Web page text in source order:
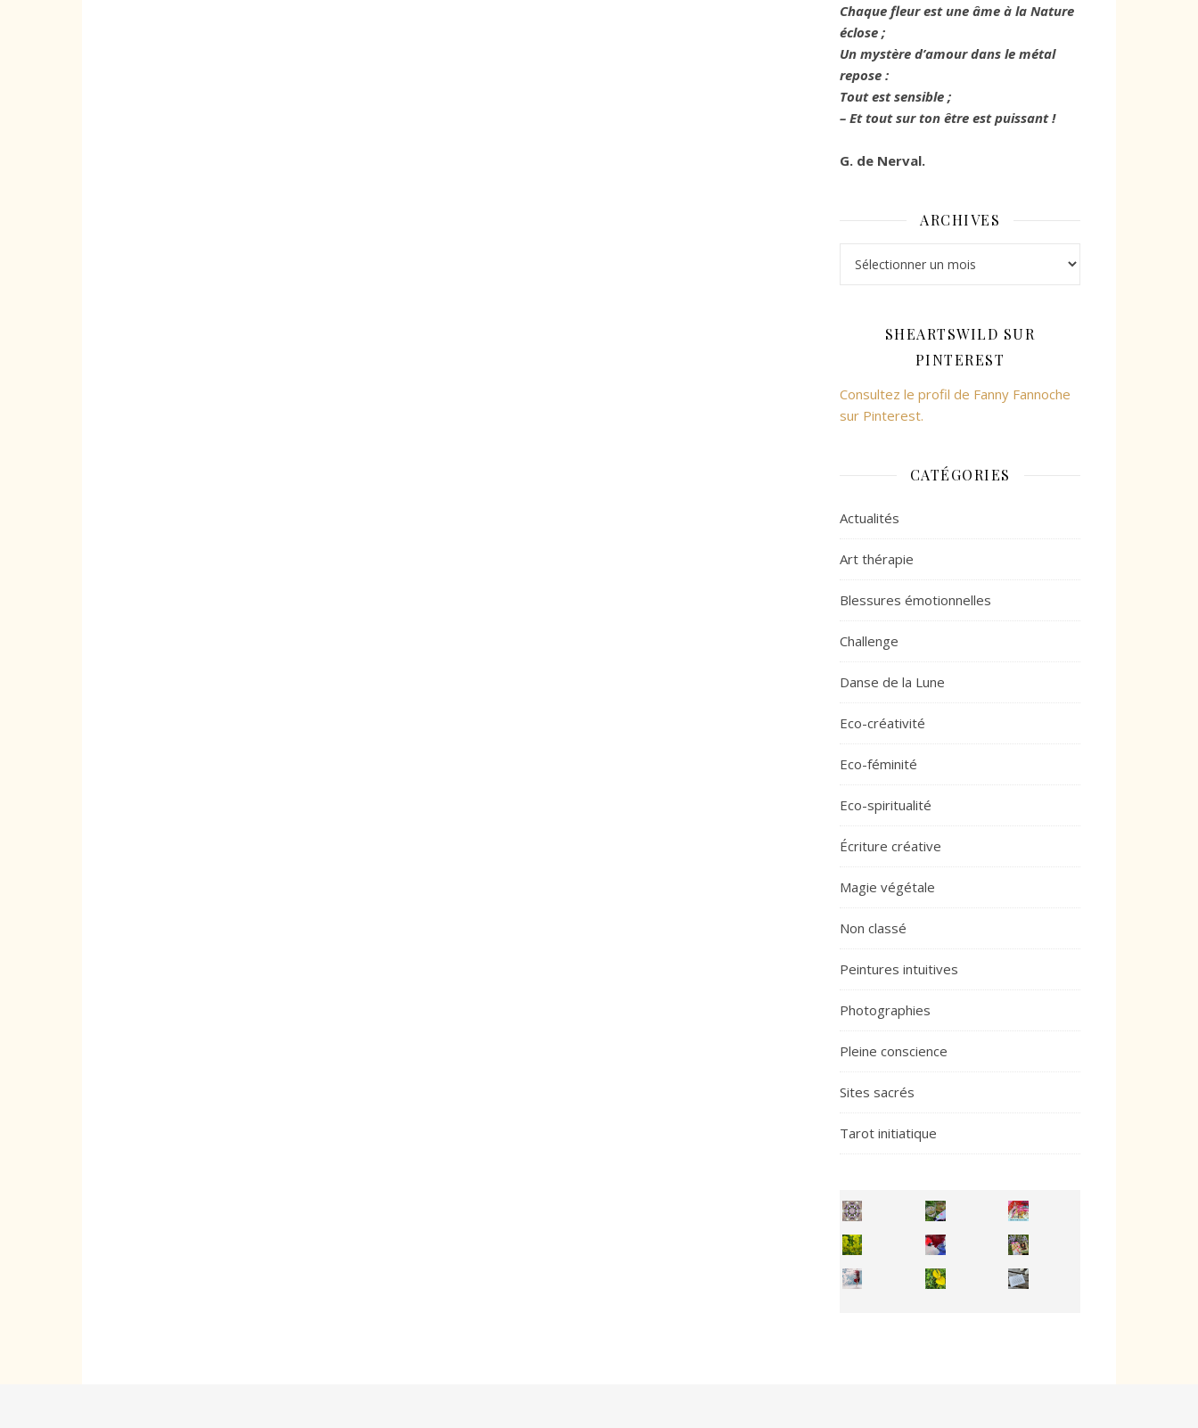
Chaque fleur est une âme à la Nature
éclose ;
Un mystère d’amour dans le métal
repose :
Tout est sensible ;
– Et tout sur ton être est puissant !
G. de Nerval.
ARCHIVES
SHEARTSWILD SUR
PINTEREST
Consultez le profil de Fanny Fannoche
sur Pinterest.
CATÉGORIES
Actualités
Art thérapie
Blessures émotionnelles
Challenge
Danse de la Lune
Eco-créativité
Eco-féminité
Eco-spiritualité
Écriture créative
Magie végétale
Non classé
Peintures intuitives
Photographies
Pleine conscience
Sites sacrés
Tarot initiatique
Inhabit your body and understand its
You're
50/50 OR 100/100 ? The day after Ascension, w